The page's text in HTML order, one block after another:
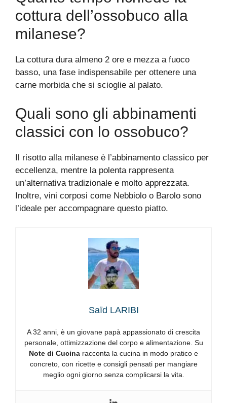
cottura dell’ossobuco alla
milanese?
La cottura dura almeno 2 ore e mezza a fuoco
basso, una fase indispensabile per ottenere una
carne morbida che si scioglie al palato.
Quali sono gli abbinamenti
classici con lo ossobuco?
Il risotto alla milanese è l’abbinamento classico per
eccellenza, mentre la polenta rappresenta
un’alternativa tradizionale e molto apprezzata.
Inoltre, vini corposi come Nebbiolo o Barolo sono
l’ideale per accompagnare questo piatto.
Saïd LARIBI
A 32 anni, è un giovane papà appassionato di crescita
personale, ottimizzazione del corpo e alimentazione. Su
Note di Cucina racconta la cucina in modo pratico e
concreto, con ricette e consigli pensati per mangiare
meglio ogni giorno senza complicarsi la vita.